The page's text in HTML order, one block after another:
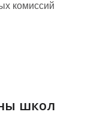
комиссий
школ